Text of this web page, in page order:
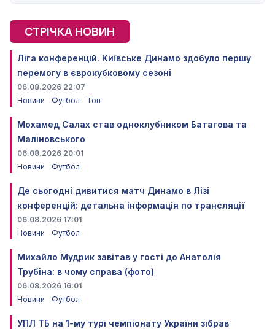
СТРІЧКА НОВИН
Ліга конференцій. Київське Динамо здобуло першу
перемогу в єврокубковому сезоні
06.08.2026 22:07
Новини
Футбол Топ
Мохамед Салах став одноклубником Батагова та
Маліновського
06.08.2026 20:01
Новини
Футбол
Де сьогодні дивитися матч Динамо в Лізі
конференцій: детальна інформація по трансляції
06.08.2026 17:01
Новини
Футбол
Михайло Мудрик завітав у гості до Анатолія
Трубіна: в чому справа (фото)
06.08.2026 16:01
Новини
Футбол
УПЛ ТБ на 1-му турі чемпіонату України зібрав